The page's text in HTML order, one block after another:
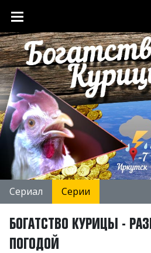
Сериал Серии
БОГАТСТВО КУРИЦЫ -
ПОГОДОЙ